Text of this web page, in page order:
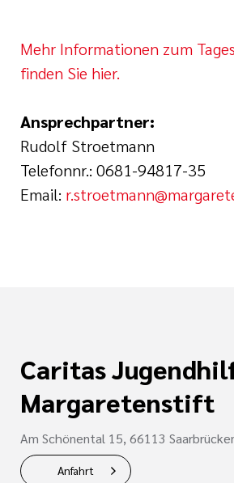
Mehr Informationen zum
finden Sie hier.
Ansprechpartner:
Rudolf Stroetmann
Telefonnr.: 0681-94817-35
Email:
Caritas
Margaretenstift
Am Schönental 15, 66113
Anfahrt